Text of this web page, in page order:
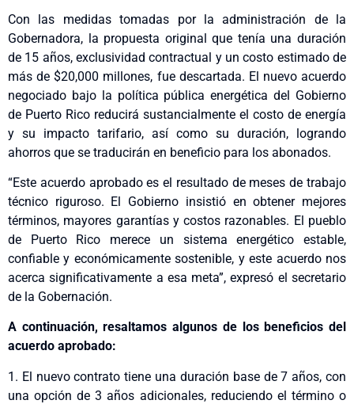
Con las medidas tomadas por la administración de la
Gobernadora, la propuesta original que tenía una duración
de 15 años, exclusividad contractual y un costo estimado de
más de $20,000 millones, fue descartada. El nuevo acuerdo
negociado bajo la política pública energética del Gobierno
de Puerto Rico reducirá sustancialmente el costo de energía
y su impacto tarifario, así como su duración, logrando
ahorros que se traducirán en beneficio para los abonados.
“Este acuerdo aprobado es el resultado de meses de trabajo
técnico riguroso. El Gobierno insistió en obtener mejores
términos, mayores garantías y costos razonables. El pueblo
de Puerto Rico merece un sistema energético estable,
confiable y económicamente sostenible, y este acuerdo nos
acerca significativamente a esa meta”, expresó el secretario
de la Gobernación.
A continuación, resaltamos algunos de los beneficios del
acuerdo aprobado:
1. El nuevo contrato tiene una duración base de 7 años, con
una opción de 3 años adicionales, reduciendo el término o